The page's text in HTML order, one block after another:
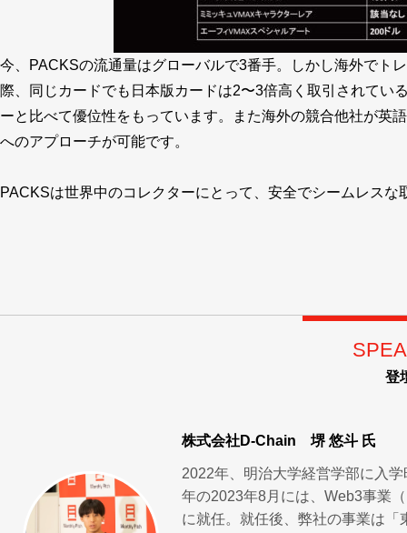
今、PACKSの流通量はグローバルで3番手。しかし海外でト
際、同じカードでも日本版カードは2〜3倍高く取引されて
ーと比べて優位性をもっています。また海外の競合他社が英
へのアプローチが可能です。
PACKSは世界中のコレクターにとって、安全でシームレス
登
株式会社D-Chain 堺 悠斗 氏
2022年、明治大学経営学部に入
年の2023年8月には、Web3事業
に就任。就任後、弊社の事業は